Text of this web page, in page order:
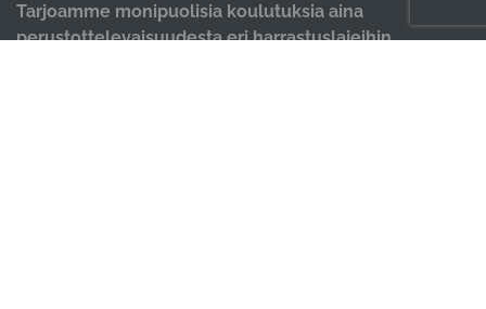
Tarjoamme monipuolisia koulutuksia aina
perustottelevaisuudesta eri harrastuslajeihin.